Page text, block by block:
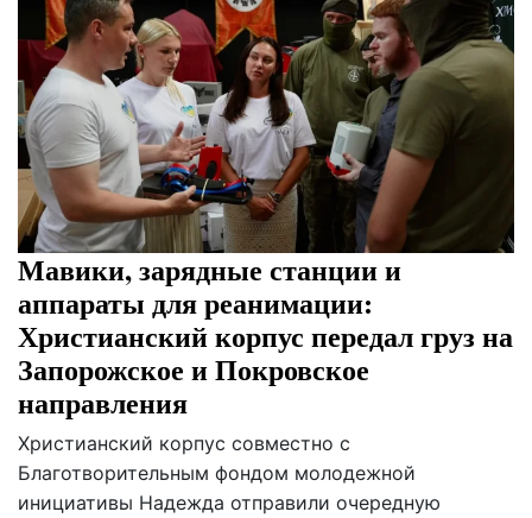
Мавики, зарядные станции и
аппараты для реанимации:
Христианский корпус передал груз на
Запорожское и Покровское
направления
Христианский корпус совместно с
Благотворительным фондом молодежной
инициативы Надежда отправили очередную